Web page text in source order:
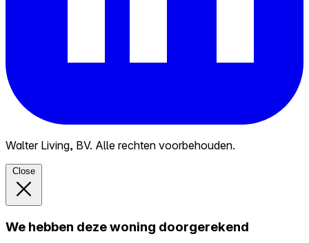
Walter Living, BV. Alle rechten voorbehouden.
Close
We hebben deze woning doorgerekend